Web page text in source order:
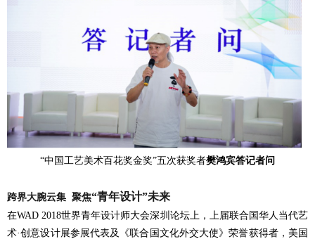
“中国工艺美术百花奖金奖”五次获奖者樊鸿宾答记者问
跨界大腕云集 聚焦“青年设计”未来
在WAD 2018世界青年设计师大会深圳论坛上，上届联合国华人当代艺
术·创意设计展参展代表及《联合国文化外交大使》荣誉获得者，美国